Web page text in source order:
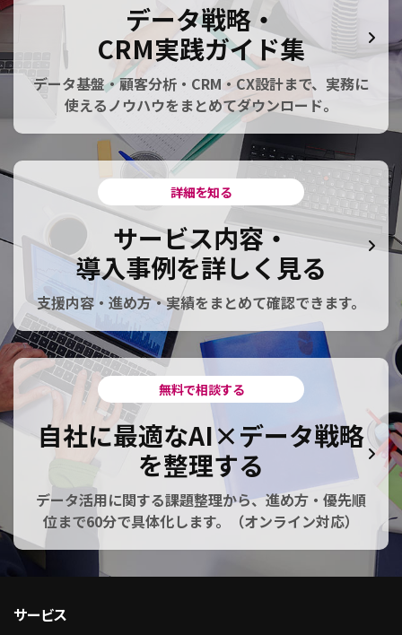
データ戦略・
CRM実践ガイド集
データ基盤・顧客分析・CRM・CX設計まで、実務に
使えるノウハウをまとめてダウンロード。
詳細を知る
サービス内容・
導入事例を詳しく見る
支援内容・進め方・実績をまとめて確認できます。
無料で相談する
自社に最適なAI×データ戦略
を整理する
データ活用に関する課題整理から、進め方・優先順
位まで60分で具体化します。（オンライン対応）
サービス